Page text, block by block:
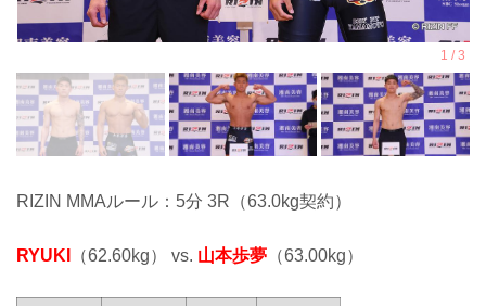
RIZIN MMAルール：5分 3R（63.0kg契約）
RYUKI （62.60kg） vs. 山本歩夢 （63.00kg）